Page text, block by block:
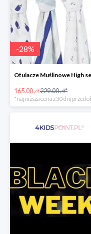
-28%
165.00 zł229.00 zł*